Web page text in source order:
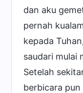
dan aku
pernah
kepada
saudari mulai
Setelah
berbicara